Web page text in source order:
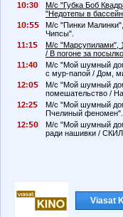
1
:3
М/с "Губка Боб
"Недотепы в
1
:
М/с "Пинки
Чипсы".
11:1
М/с "Марсупилами",
/ В погоне за
11:4
М/с "Мой шумный
с мур-папой / Дом,
12:
М/с "Мой шумный
помешательство /
12:2
М/с "Мой шумный
Пчелиный феномен".
12:
М/с "Мой шумный
ради нашивки /
Viasat